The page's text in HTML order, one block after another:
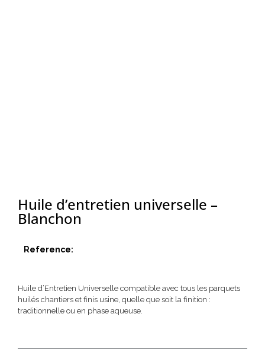
Huile d’entretien universelle –
Blanchon
Reference:
Huile d’Entretien Universelle compatible avec tous les parquets
huilés chantiers et finis usine, quelle que soit la finition :
traditionnelle ou en phase aqueuse.